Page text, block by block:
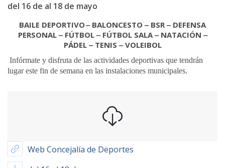
del 16 de al 18 de mayo
BAILE DEPORTIVO ‒ BALONCESTO ‒ BSR ‒ DEFENSA
PERSONAL ‒ FÚTBOL ‒ FÚTBOL SALA ‒ NATACIÓN ‒
PÁDEL ‒ TENIS ‒ VOLEIBOL
Infórmate y disfruta de las actividades deportivas que tendrán
lugar este fin de semana en las instalaciones municipales.
Web Concejalía de Deportes